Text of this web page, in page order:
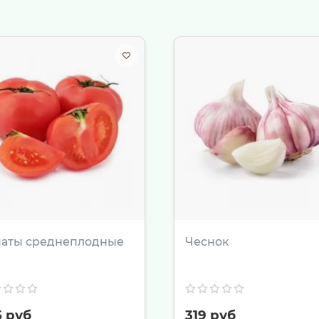
горсть ягод, залейте горячей водой (не
облепиху с оливковым маслом, солью и перцем для
ягоды в йогурт, творожную запеканку или
витаминов» в «Гастроном Династия» — сделайте
по Екатеринбургу, гарантируя, что ягоды доедут до вас
среднеплодные
руб
Чеснок
319 руб